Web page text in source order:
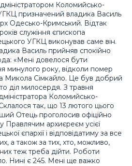
Коломийсько-
УГКЦ призначений владика Василь
Одесько-Кримський. Відтак
служіння єпископа
УГКЦ виконував саме він.
Василь прийняв спокійно
«Мені довелося бути
минулого року, відколи помер
Микола Сімкайло. Це був добрий
діл милосердя. З травня
Коломийсько-
Склалося так, що 13 лютого цього
Отець проголосив офіційно
Правлячим архиєреєм усієї
єпархії і відповідатиму за все
а також за тих, хто, можливо,
теж треба дійти. Роботи
Нині є 245. Мені ще важко